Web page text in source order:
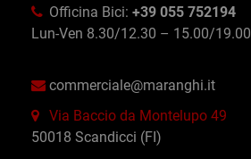
Officina Bici: +39 055 752194
Lun-Ven 8.30/12.30 – 15.00/19.00
commerciale@maranghi.it
Via Baccio da Montelupo 49
50018 Scandicci (FI)